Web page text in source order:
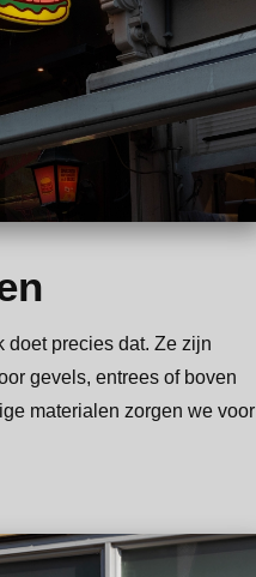
doet precies dat. Ze zijn
gevels, entrees of boven
materialen zorgen we voor